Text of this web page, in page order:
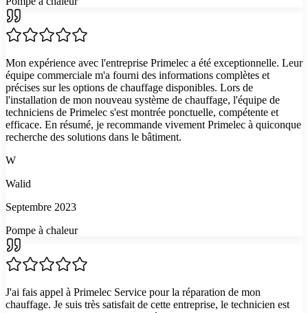
Mon expérience avec l'entreprise Primelec a été exceptionnelle. Leur
équipe commerciale m'a fourni des informations complètes et
précises sur les options de chauffage disponibles. Lors de
l'installation de mon nouveau système de chauffage, l'équipe de
techniciens de Primelec s'est montrée ponctuelle, compétente et
efficace. En résumé, je recommande vivement Primelec à quiconque
recherche des solutions dans le bâtiment.
W
Walid
Septembre 2023
Pompe à chaleur
J'ai fais appel à Primelec Service pour la réparation de mon
chauffage. Je suis très satisfait de cette entreprise, le technicien est